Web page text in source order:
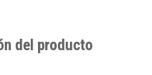
del producto